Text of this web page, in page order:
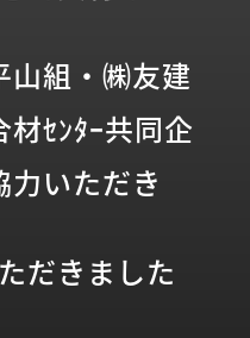
山組・㈱友建
ｾﾝﾀｰ共同企
力いただき
だきました